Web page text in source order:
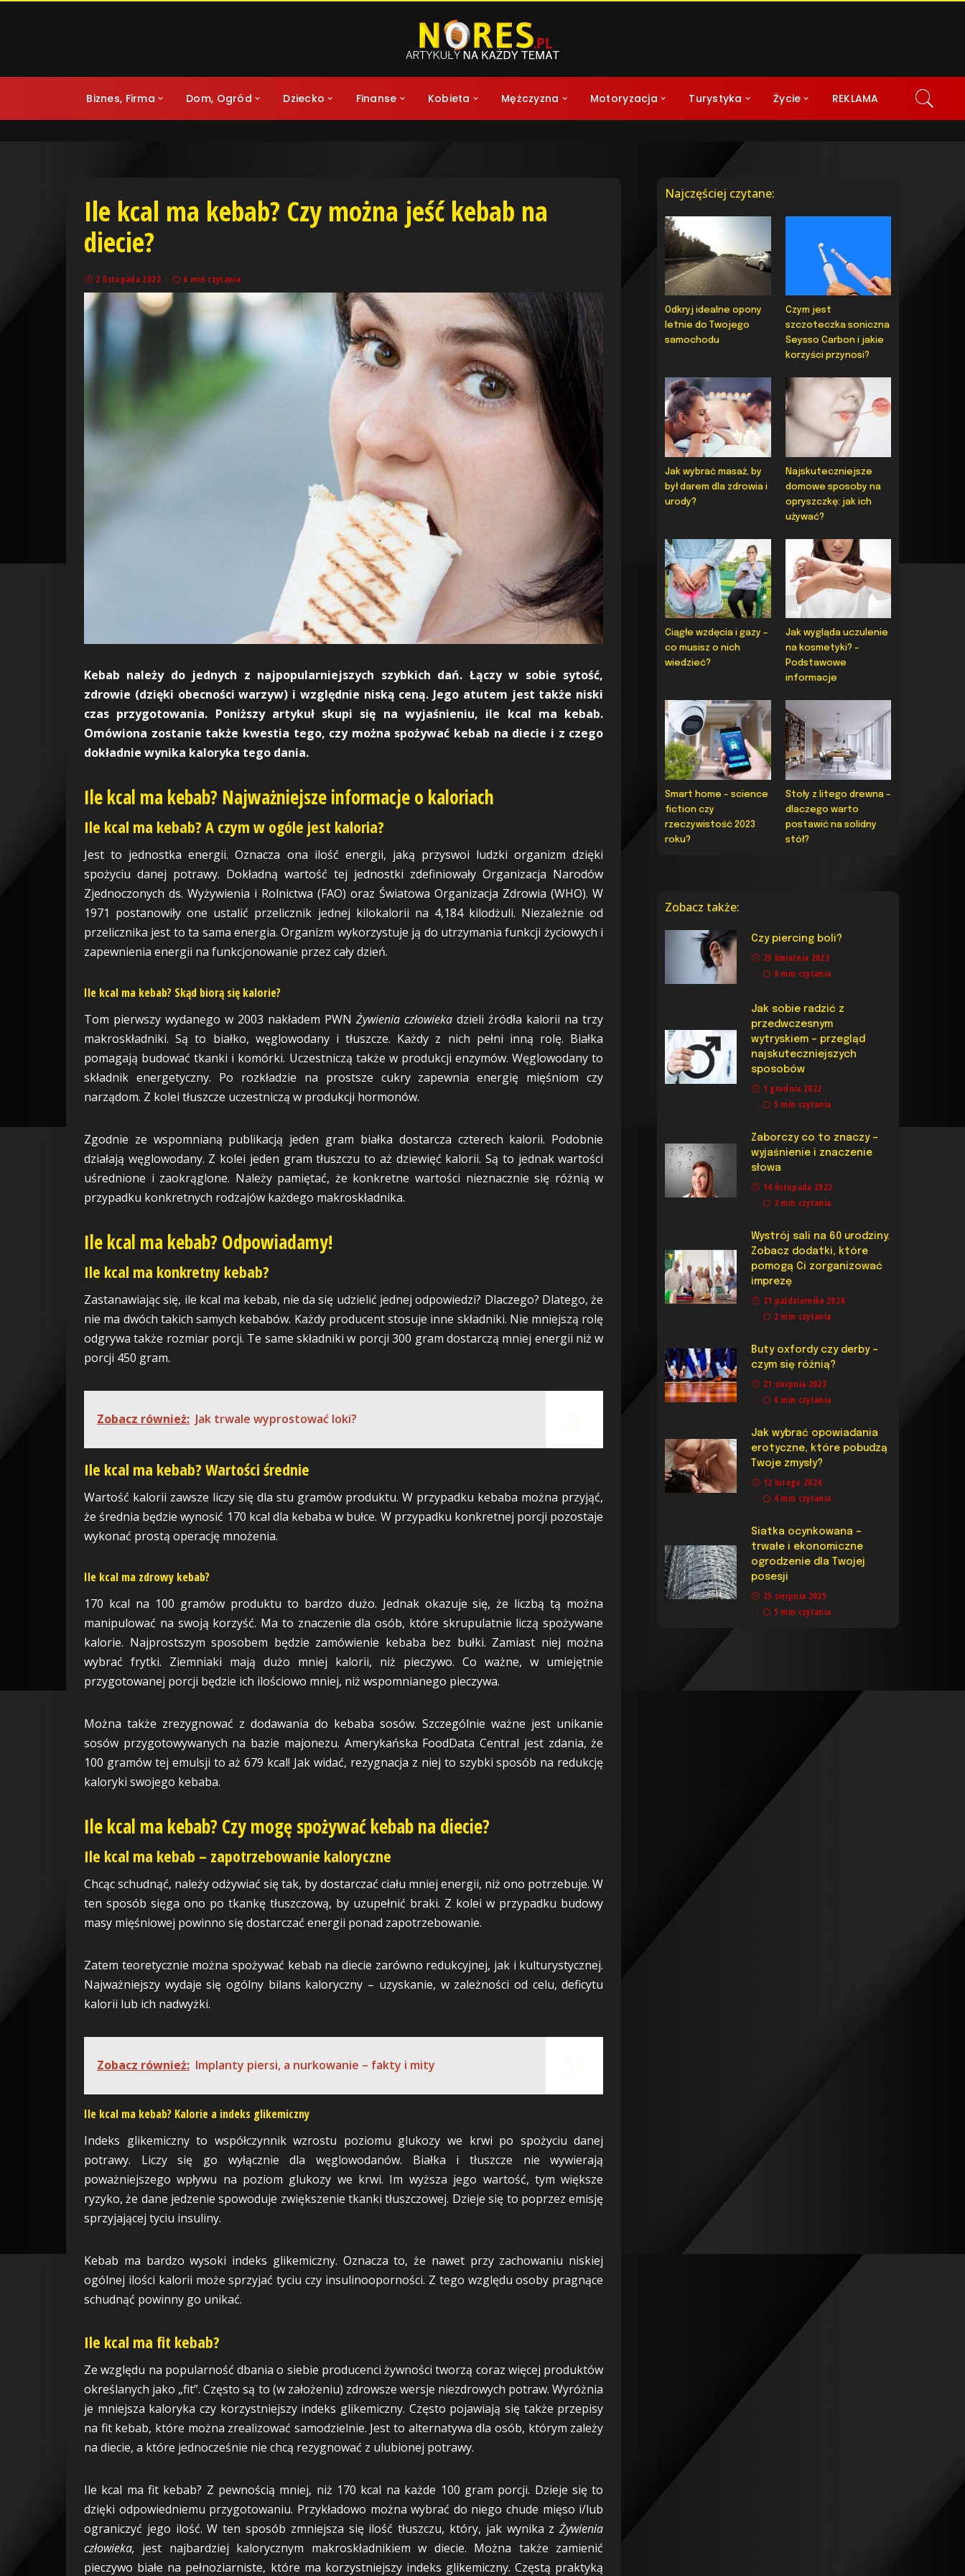
Biznes, Firma Dom, Ogród Dziecko Finanse Kobieta Mężczyzna Motoryzacja Turystyka Życie REKLAMA
Ile kcal ma kebab? Czy można jeść kebab na
diecie?
2 listopada 2022 6 min czytania
Kebab należy do jednych z najpopularniejszych szybkich dań. Łączy w sobie sytość,
zdrowie (dzięki obecności warzyw) i względnie niską ceną. Jego atutem jest także niski
czas przygotowania. Poniższy artykuł skupi się na wyjaśnieniu, ile kcal ma kebab.
Omówiona zostanie także kwestia tego, czy można spożywać kebab na diecie i z czego
dokładnie wynika kaloryka tego dania.
Ile kcal ma kebab? Najważniejsze informacje o kaloriach
Ile kcal ma kebab? A czym w ogóle jest kaloria?
Jest to jednostka energii. Oznacza ona ilość energii, jaką przyswoi ludzki organizm dzięki
spożyciu danej potrawy. Dokładną wartość tej jednostki zdefiniowały Organizacja Narodów
Zjednoczonych ds. Wyżywienia i Rolnictwa (FAO) oraz Światowa Organizacja Zdrowia (WHO). W
1971 postanowiły one ustalić przelicznik jednej kilokalorii na 4,184 kilodżuli. Niezależnie od
przelicznika jest to ta sama energia. Organizm wykorzystuje ją do utrzymania funkcji życiowych i
zapewnienia energii na funkcjonowanie przez cały dzień.
Ile kcal ma kebab? Skąd biorą się kalorie?
Tom pierwszy wydanego w 2003 nakładem PWNŻywienia człowiekadzieli źródła kalorii na trzy
makroskładniki. Są to białko, węglowodany i tłuszcze. Każdy z nich pełni inną rolę. Białka
pomagają budować tkanki i komórki. Uczestniczą także w produkcji enzymów. Węglowodany to
składnik energetyczny. Po rozkładzie na prostsze cukry zapewnia energię mięśniom czy
narządom. Z kolei tłuszcze uczestniczą w produkcji hormonów.
Zgodnie ze wspomnianą publikacją jeden gram białka dostarcza czterech kalorii. Podobnie
działają węglowodany. Z kolei jeden gram tłuszczu to aż dziewięć kalorii. Są to jednak wartości
uśrednione i zaokrąglone. Należy pamiętać, że konkretne wartości nieznacznie się różnią w
przypadku konkretnych rodzajów każdego makroskładnika.
Ile kcal ma kebab? Odpowiadamy!
Ile kcal ma konkretny kebab?
Zastanawiając się, ile kcal ma kebab, nie da się udzielić jednej odpowiedzi? Dlaczego? Dlatego, że
nie ma dwóch takich samych kebabów. Każdy producent stosuje inne składniki. Nie mniejszą rolę
odgrywa także rozmiar porcji. Te same składniki w porcji 300 gram dostarczą mniej energii niż w
porcji 450 gram.
Zobacz również: Jak trwale wyprostować loki?
Ile kcal ma kebab? Wartości średnie
Wartość kalorii zawsze liczy się dla stu gramów produktu. W przypadku kebaba można przyjąć,
że średnia będzie wynosić 170 kcal dla kebaba w bułce. W przypadku konkretnej porcji pozostaje
wykonać prostą operację mnożenia.
Ile kcal ma zdrowy kebab?
170 kcal na 100 gramów produktu to bardzo dużo. Jednak okazuje się, że liczbą tą można
manipulować na swoją korzyść. Ma to znaczenie dla osób, które skrupulatnie liczą spożywane
kalorie. Najprostszym sposobem będzie zamówienie kebaba bez bułki. Zamiast niej można
wybrać frytki. Ziemniaki mają dużo mniej kalorii, niż pieczywo. Co ważne, w umiejętnie
przygotowanej porcji będzie ich ilościowo mniej, niż wspomnianego pieczywa.
Można także zrezygnować z dodawania do kebaba sosów. Szczególnie ważne jest unikanie
sosów przygotowywanych na bazie majonezu. Amerykańska FoodData Central jest zdania, że
100 gramów tej emulsji to aż 679 kcal! Jak widać, rezygnacja z niej to szybki sposób na redukcję
kaloryki swojego kebaba.
Ile kcal ma kebab? Czy mogę spożywać kebab na diecie?
Ile kcal ma kebab – zapotrzebowanie kaloryczne
Chcąc schudnąć, należy odżywiać się tak, by dostarczać ciału mniej energii, niż ono potrzebuje. W
ten sposób sięga ono po tkankę tłuszczową, by uzupełnić braki. Z kolei w przypadku budowy
masy mięśniowej powinno się dostarczać energii ponad zapotrzebowanie.
Zatem teoretycznie można spożywać kebab na diecie zarówno redukcyjnej, jak i kulturystycznej.
Najważniejszy wydaje się ogólny bilans kaloryczny – uzyskanie, w zależności od celu, deficytu
kalorii lub ich nadwyżki.
Zobacz również: Implanty piersi, a nurkowanie – fakty i mity
Ile kcal ma kebab? Kalorie a indeks glikemiczny
Indeks glikemiczny to współczynnik wzrostu poziomu glukozy we krwi po spożyciu danej
potrawy. Liczy się go wyłącznie dla węglowodanów. Białka i tłuszcze nie wywierają
poważniejszego wpływu na poziom glukozy we krwi. Im wyższa jego wartość, tym większe
ryzyko, że dane jedzenie spowoduje zwiększenie tkanki tłuszczowej. Dzieje się to poprzez emisję
sprzyjającej tyciu insuliny.
Kebab ma bardzo wysoki indeks glikemiczny. Oznacza to, że nawet przy zachowaniu niskiej
ogólnej ilości kalorii może sprzyjać tyciu czy insulinooporności. Z tego względu osoby pragnące
schudnąć powinny go unikać.
Ile kcal ma fit kebab?
Ze względu na popularność dbania o siebie producenci żywności tworzą coraz więcej produktów
określanych jako „fit”. Często są to (w założeniu) zdrowsze wersje niezdrowych potraw. Wyróżnia
je mniejsza kaloryka czy korzystniejszy indeks glikemiczny. Często pojawiają się także przepisy
na fit kebab, które można zrealizować samodzielnie. Jest to alternatywa dla osób, którym zależy
na diecie, a które jednocześnie nie chcą rezygnować z ulubionej potrawy.
Ile kcal ma fit kebab? Z pewnością mniej, niż 170 kcal na każde 100 gram porcji. Dzieje się to
dzięki odpowiedniemu przygotowaniu. Przykładowo można wybrać do niego chude mięso i/lub
ograniczyć jego ilość. W ten sposób zmniejsza się ilość tłuszczu, który, jak wynika zŻywienia
człowieka, jest najbardziej kalorycznym makroskładnikiem w diecie. Można także zamienić
pieczywo białe na pełnoziarniste, które ma korzystniejszy indeks glikemiczny. Częstą praktyką
Najczęściej czytane:
Odkryj idealne opony
letnie do Twojego
samochodu
Czym jest
szczoteczka soniczna
Seysso Carbon i jakie
korzyści przynosi?
Jak wybrać masaż, by
był darem dla zdrowia i
urody?
Najskuteczniejsze
domowe sposoby na
opryszczkę: jak ich
używać?
Ciągłe wzdęcia i gazy –
co musisz o nich
wiedzieć?
Jak wygląda uczulenie
na kosmetyki? –
Podstawowe
informacje
Smart home – science
fiction czy
rzeczywistość 2023
roku?
Stoły z litego drewna –
dlaczego warto
postawić na solidny
stół?
Zobacz także:
Czy piercing boli?
25 kwietnia 2023
6 min czytania
Jak sobie radzić z
przedwczesnym
wytryskiem – przegląd
najskuteczniejszych
sposobów
1 grudnia 2022
5 min czytania
Zaborczy co to znaczy –
wyjaśnienie i znaczenie
słowa
14 listopada 2022
3 min czytania
Wystrój sali na 60 urodziny.
Zobacz dodatki, które
pomogą Ci zorganizować
imprezę
31 października 2024
2 min czytania
Buty oxfordy czy derby –
czym się różnią?
21 sierpnia 2023
6 min czytania
Jak wybrać opowiadania
erotyczne, które pobudzą
Twoje zmysły?
12 lutego 2024
4 min czytania
Siatka ocynkowana –
trwałe i ekonomiczne
ogrodzenie dla Twojej
posesji
25 sierpnia 2025
5 min czytania